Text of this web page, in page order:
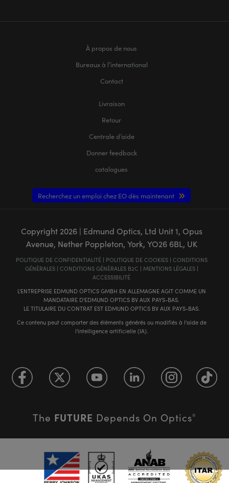
À propos de nous
Bureaux à l’international
Contact
Livraison
Retour
Centrale d’aide
Donner feedback
catalogues
Recherchez un emploi chez EO dès maintenant
Copyright 2026| Edmund Optics, Ltd Unit 1, Opus
Avenue, Nether Poppleton, York, YO26 6BL, UK
POLITIQUE DE CONFIDENTIALITÉ| POLITIQUE DE COOKIES| CONDITIONS
GÉNÈRALES| CONDITIONS GÉNÈRALES B2C | MENTIONS LÉGALES|
ACCESSIBILITÉ
L'ENTREPRISE EDMUND OPTICS GMBH EN ALLEMAGNE AGIT COMME UN
MANDATAIRE D'EDMUND OPTICS BV AUX PAYS-BAS.
LE TITULAIRE DU CONTRAT EST EDMUND OPTICS BV AUX PAYS-BAS.
Ce contenu peut comporter des éléments générés ou modifiés à l'aide de
l'intelligence artificielle (IA).
The FUTURE Depends On Optics®